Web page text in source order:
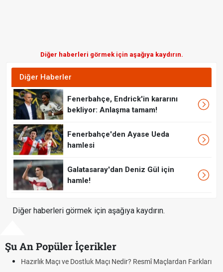
Diğer haberleri görmek için aşağıya kaydırın.
Diğer Haberler
Fenerbahçe, Endrick'in kararını
bekliyor: Anlaşma tamam!
Fenerbahçe'den Ayase Ueda
hamlesi
Galatasaray'dan Deniz Gül için
hamle!
Diğer haberleri görmek için aşağıya kaydırın.
Şu An Popüler İçerikler
Maçı ve Dostluk Maçı Nedir? Resmî Maçlardan Farkları
Puan